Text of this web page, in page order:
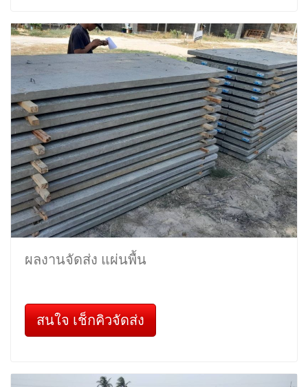
ผลงานจัดส่ง แผ่นพื้น
สนใจ เช็กคิวจัดส่ง